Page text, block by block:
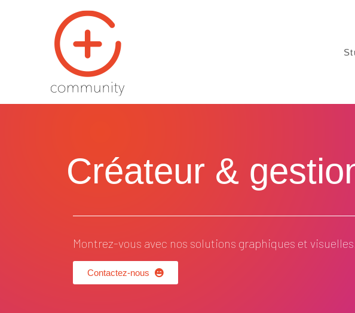
Créateur &
Montrez-vous avec nos solutions graphiques et
Contactez-nous